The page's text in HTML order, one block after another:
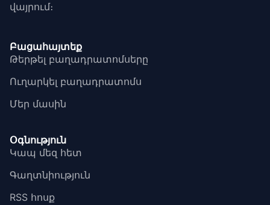
վայրում։
Բացահայտեք
Թերթել բաղադրատոմսերը
Ուղարկել բաղադրատոմս
Մեր մասին
Օգնություն
Կապ մեզ հետ
Գաղտնիություն
RSS հոսք